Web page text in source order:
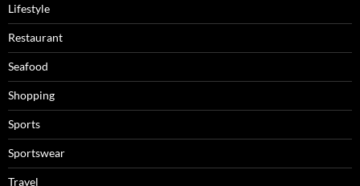
Lifestyle
Restaurant
Seafood
Shopping
Sports
Sportswear
Travel